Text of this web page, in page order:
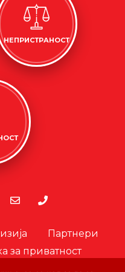
НЕПРИСТРАНОСТ
Партнери
за приватност